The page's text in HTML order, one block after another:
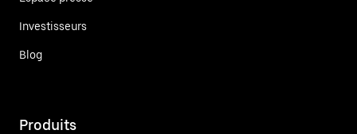
Investisseurs
Blog
Produits